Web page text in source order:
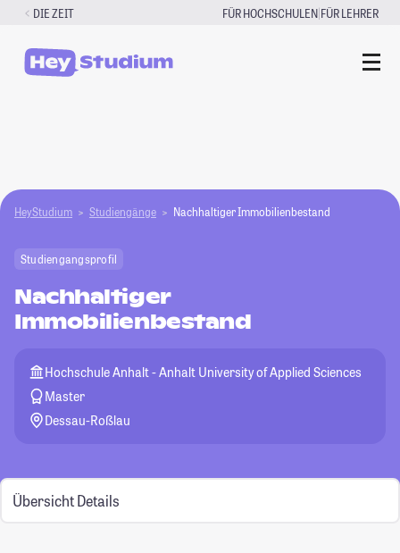
Zum
springen
DIE ZEIT FÜR HOCHSCHULEN|FÜR LEHRER
HeyStudium Studiengänge Nachhaltiger Immobilienbestand
Studiengangsprofil
Nachhaltiger
Immobilienbestand
Hochschule Anhalt - Anhalt University of Applied Sciences
Master
Dessau-Roßlau
Übersicht Details